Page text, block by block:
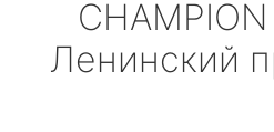
CHAMPION
Ленинский